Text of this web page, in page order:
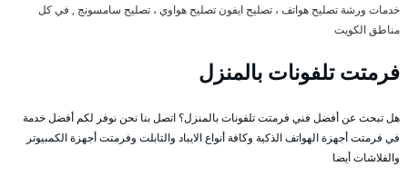
خدمات ورشة تصليح هواتف ، تصليح ايفون تصليح هواوي ، تصليح سامسونج , في كل
مناطق الكويت
فرمتت تلفونات بالمنزل
هل تبحث عن أفضل فني فرمتت تلفونات بالمنزل؟ اتصل بنا نحن نوفر لكم أفضل خدمة
في فرمتت أجهزة الهواتف الذكية وكافة أنواع الايباد والتابلت وفرمتت أجهزة الكمبيوتر
والفلاشات أيضا